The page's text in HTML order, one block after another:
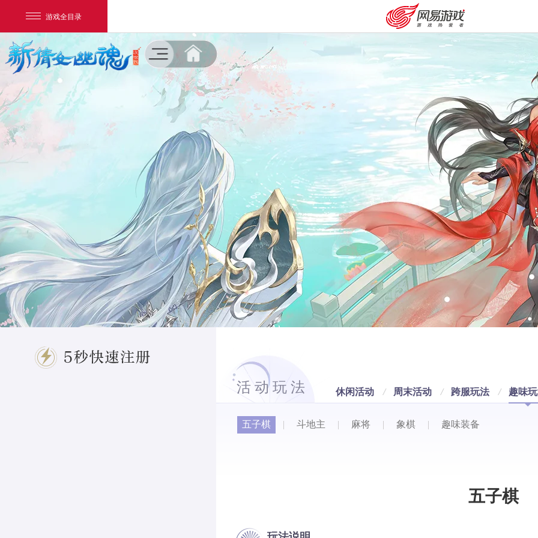
游戏全目录
游戏爱好者
新倩女幽魂
购卡充值 客服中心
新闻公告
游戏资料
DATA
视听盛宴
MEDIA
游戏特色
FEATURES
SERVICE
菜单
活动玩法 休闲活动 周末活动 跨服玩法 趣味
五子棋 | 斗地主 | 麻将 | 象棋 | 趣味装备
五子棋